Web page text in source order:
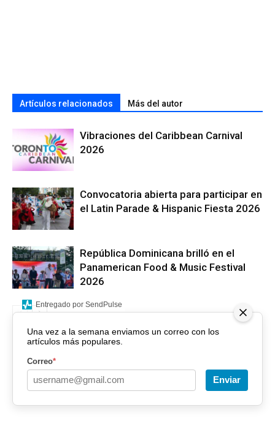
Artículos relacionados Más del autor
Vibraciones del Caribbean Carnival
2026
Convocatoria abierta para participar en
el Latin Parade & Hispanic Fiesta 2026
República Dominicana brilló en el
Panamerican Food & Music Festival
2026
Una vez a la semana enviamos un correo con los
artículos más populares.
Correo*
Enviar
Entregado por SendPulse